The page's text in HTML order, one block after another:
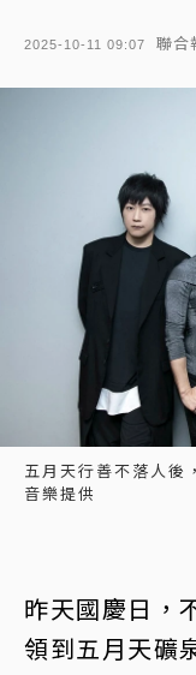
2025-10-11 09:07 聯合
五月天行善不落人後
音樂提供
昨天國慶日，
領到五月天礦